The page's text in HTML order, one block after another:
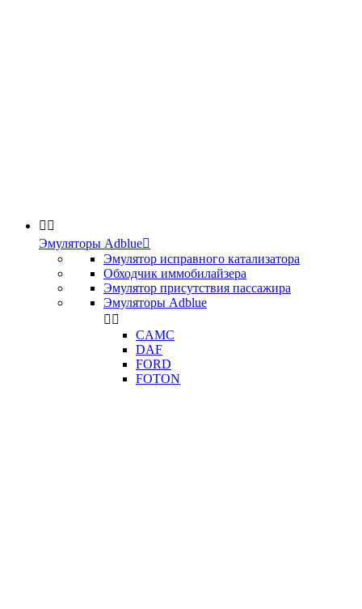
 
Эмуляторы Adblue
Эмулятор исправного катализатора
Обходчик иммобилайзера
Эмулятор присутствия пассажира
Эмуляторы Adblue
 
CAMC
DAF
FORD
FOTON